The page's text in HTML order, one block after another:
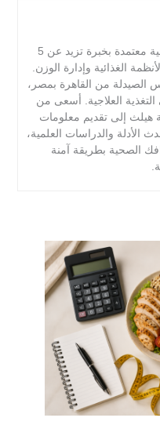
أخصائية تغذية علاجية معتمدة بخبرة تزيد عن 5
الغذائية وإدارة الوزن.
الصيدلة من القاهرة بمصر،
العلاجية. أسعى من
هيلث إلى تقديم معلومات
والدراسات العلمية،
الصحية بطريقة آمنة